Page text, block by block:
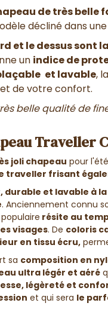
de très belle
décliné dans une
et le dessus sont
un indice de
et lavable,
de votre confort.
belle qualité de
Traveller
joli chapeau pour l'été
traveller frisant
durable et lavable à
. Anciennement connu
populaire résite au
visages. De coloris
en tissu écru,
sa composition en
ultra légér et aéré
légèreté et
et qui sera le